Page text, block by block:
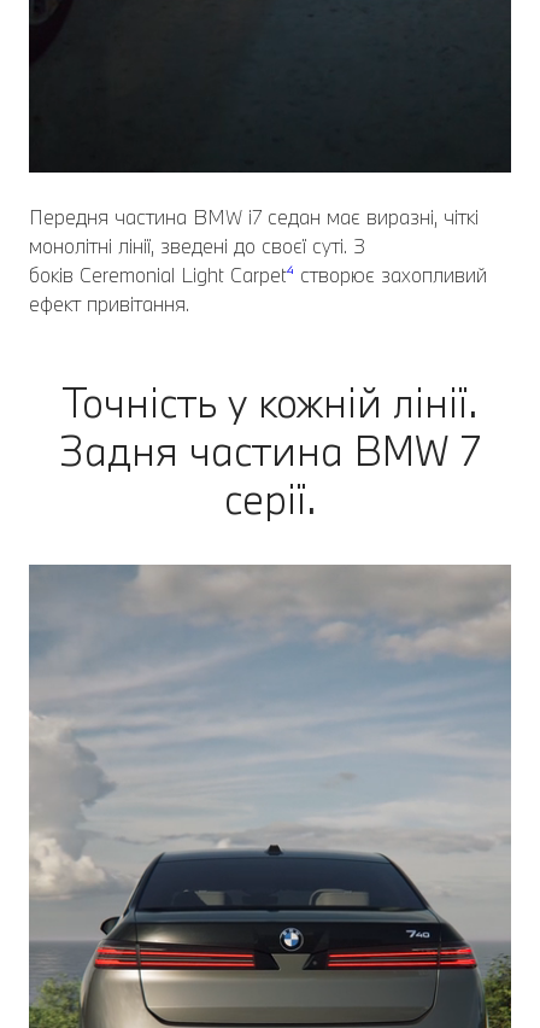
Передня частина BMW i7 седан має виразні, чіткі
монолітні лінії, зведені до своєї суті. З
боків Ceremonial Light Carpet⁴ створює захопливий
ефект привітання.
Точність у кожній лінії.
Задня частина BMW 7
серії.